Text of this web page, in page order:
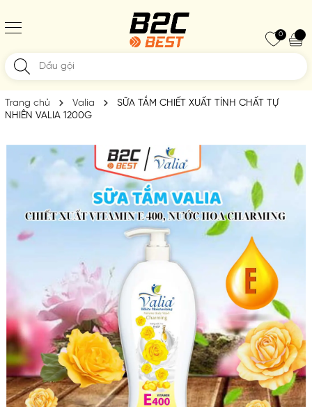
0
Trang chủ Valia
SỮA TẮM CHIẾT XUẤT TÍNH CHẤT TỰ
NHIÊN VALIA 1200G